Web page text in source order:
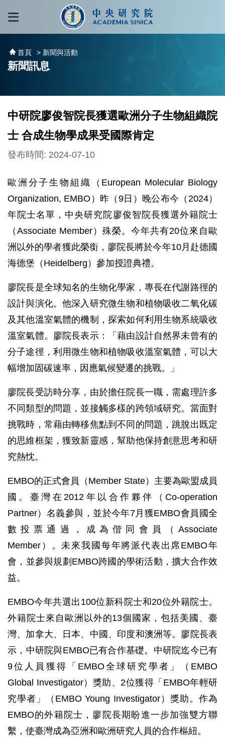
跳到主要內容區塊
首頁 > 新聞與活動
新聞訊息
中研院廖俊智院長獲選歐洲分子生物組織院
士 合成生物學成果受國際肯定
發布時間: 2024-07-10
歐洲分子生物組織（European Molecular Biology
Organization, EMBO）昨（9日）晚公布今（2024）
年院士名單，中央研究院廖俊智院長獲選外籍院士
（Associate Member）殊榮。今年共有20位來自歐
洲以外的學者獲此榮銜，廖院長將於今年10月赴德國
海德堡（Heidelberg）參加授證典禮。
廖院長是全球知名的生物化學家，專長在代謝路徑的
設計與演化。他深入研究微生物和植物吸收二氧化碳
及其他溫室氣體的機制，探索如何利用生物系統吸收
溫室氣體。廖院長表示：「藉由設計自然界未曾有的
分子途徑，利用微生物和植物吸收溫室氣體，可以大
幅增加固碳速率，因應氣候變遷的挑戰。」
廖院長受訪時分享，由於擔任院長一職，需處理許多
不同類型的問題，並接觸多樣的跨領域研究。當面對
挑戰時，常藉由轉移焦點到不同的問題，跳脫出既定
的思維框架，獲致新靈感，幫助他保持創意思考和研
究熱忱。
EMBO的正式會員（Member State）主要為歐盟成員
國。臺灣在2012年以合作夥伴（Co-operation
Partner）名義參與，並於今年7月獲EMBO會員國全
數投票通過，成為偕同會員（Associate
Member）。未來我國每年將派代表出席EMBO年
會，並參與規劃EMBO跨國的學術活動，擴大合作效
益。
EMBO今年共選出100位新科院士和20位外籍院士。
外籍院士來自歐洲以外的13個國家，包括美國、臺
灣、加拿大、日本、中國、印度和澳洲等。廖院長表
示，中研院與EMBO已有合作基礎。中研院迄今已有
9位人員獲得「EMBO全球研究學者」（EMBO
Global Investigator）獎助、2位獲得「EMBO年輕研
究學者」（EMBO Young Investigator）獎助。作為
EMBO的外籍院士，廖院長期盼進一步加強雙方聯
繫，使臺灣成為亞洲和歐洲研究人員的合作樞紐。